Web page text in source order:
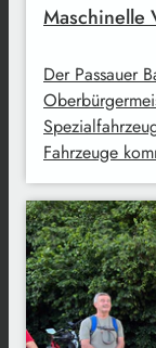
Maschinelle
Der Passauer
Fahrzeuge